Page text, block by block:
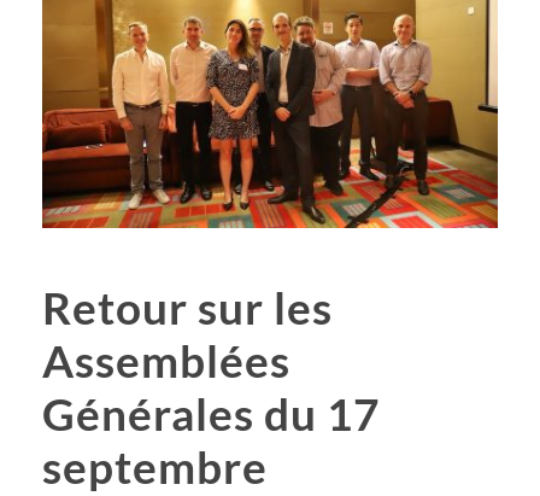
Retour sur les
Assemblées
Générales du 17
septembre